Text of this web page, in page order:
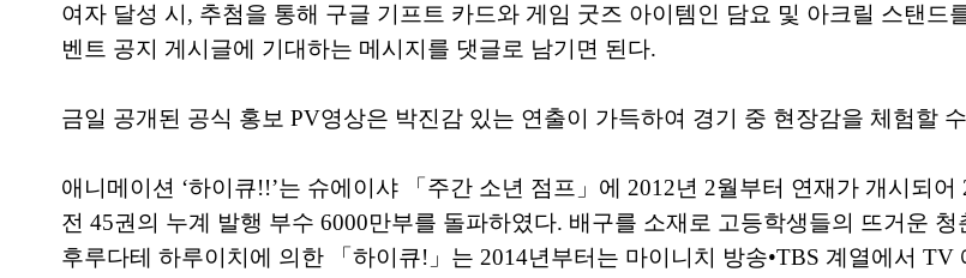
여자 달성 시, 추첨을 통해 구글 기프트 카드와 게임 굿즈 아이템인 담요 및 아크릴 스탠드
벤트 공지 게시글에 기대하는 메시지를 댓글로 남기면 된다.
금일 공개된 공식 홍보 PV영상은 박진감 있는 연출이 가득하여 경기 중 현장감을 체험할
애니메이션 ‘하이큐!!’는 슈에이샤 「주간 소년 점프」에 2012년 2월부터 연재가 개시되
전 45권의 누계 발행 부수 6000만부를 돌파하였다. 배구를 소재로 고등학생들의 뜨거운
후루다테 하루이치에 의한 「하이큐!」는 2014년부터는 마이니치 방송•TBS 계열에서